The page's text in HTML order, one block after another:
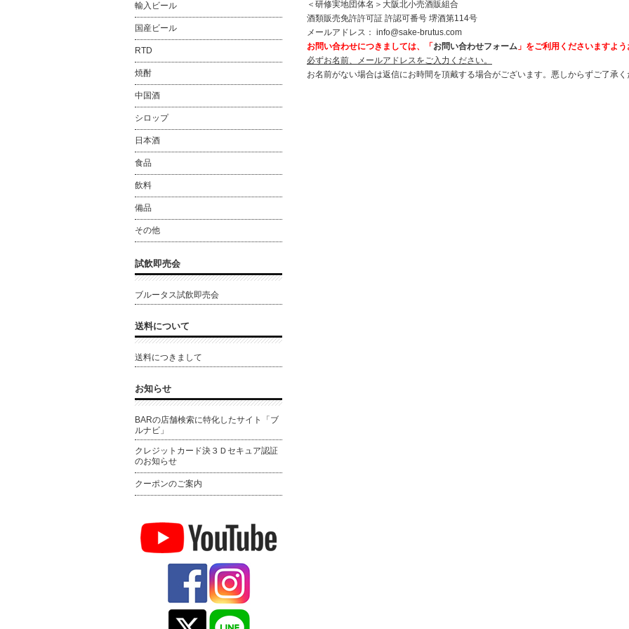
＜研修実地団体名＞大阪北小売酒販組合
酒類販売免許許可証 許認可番号 堺酒第114号
メールアドレス： info@sake-brutus.com
お問い合わせにつきましては、「お問い合わせフォーム 」をご利用くださいますよう
必ずお名前、メールアドレスをご入力ください。
お名前がない場合は返信にお時間を頂戴する場合がございます。悪しからずご了承く
輸入ビール
国産ビール
RTD
焼酎
中国酒
シロップ
日本酒
食品
飲料
備品
その他
試飲即売会
ブルータス試飲即売会
送料について
送料につきまして
お知らせ
BARの店舗検索に特化したサイト「ブ
ルナビ」
クレジットカード決３Ｄセキュア認証
のお知らせ
クーポンのご案内